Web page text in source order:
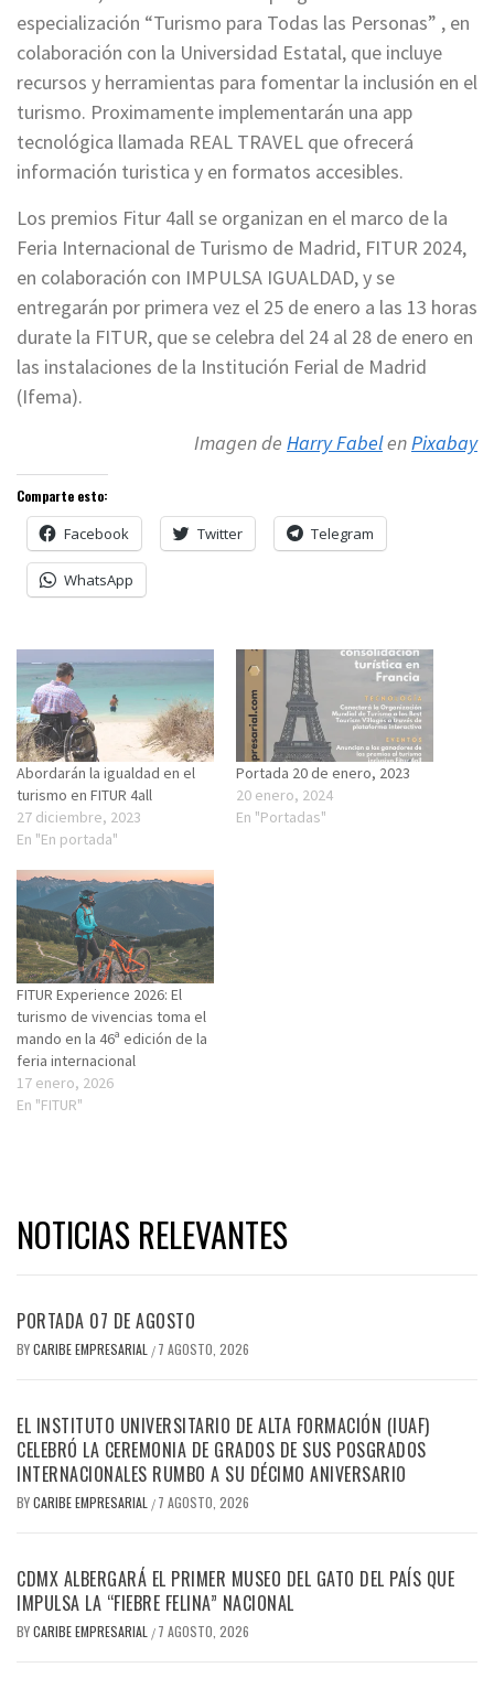
especialización “Turismo para Todas las Personas” , en
colaboración con la Universidad Estatal, que incluye
recursos y herramientas para fomentar la inclusión en el
turismo. Proximamente implementarán una app
tecnológica llamada REAL TRAVEL que ofrecerá
información turistica y en formatos accesibles.
Los premios Fitur 4all se organizan en el marco de la
Feria Internacional de Turismo de Madrid, FITUR 2024,
en colaboración con IMPULSA IGUALDAD, y se
entregarán por primera vez el 25 de enero a las 13 horas
durate la FITUR, que se celebra del 24 al 28 de enero en
las instalaciones de la Institución Ferial de Madrid
(Ifema).
Imagen de Harry FabelenPixabay
Comparte esto:
Facebook Twitter Telegram
WhatsApp
Abordarán la igualdad en el
turismo en FITUR 4all
27 diciembre, 2023
En "En portada"
Portada 20 de enero, 2023
20 enero, 2024
En "Portadas"
FITUR Experience 2026: El
turismo de vivencias toma el
mando en la 46ª edición de la
feria internacional
17 enero, 2026
En "FITUR"
NOTICIAS RELEVANTES
PORTADA 07 DE AGOSTO
BYCARIBE EMPRESARIAL / 7 AGOSTO, 2026
EL INSTITUTO UNIVERSITARIO DE ALTA FORMACIÓN (IUAF)
CELEBRÓ LA CEREMONIA DE GRADOS DE SUS POSGRADOS
INTERNACIONALES RUMBO A SU DÉCIMO ANIVERSARIO
BYCARIBE EMPRESARIAL / 7 AGOSTO, 2026
CDMX ALBERGARÁ EL PRIMER MUSEO DEL GATO DEL PAÍS QUE
IMPULSA LA “FIEBRE FELINA” NACIONAL
BYCARIBE EMPRESARIAL / 7 AGOSTO, 2026